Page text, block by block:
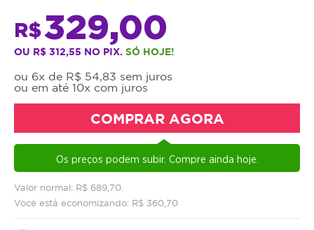
Valor normal: R$ 689,70.
Você está economizando: R$ 360,70
R$329,00
OU R$ 312,55 NO PIX. SÓ HOJE!
ou 6x de R$ 54,83 sem juros
ou em até 10x com juros
COMPRAR AGORA
Os preços podem subir. Compre ainda hoje.